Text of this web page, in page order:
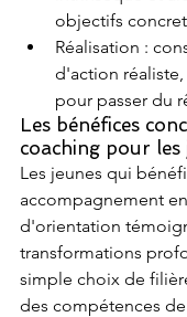
objectifs
Réalisation :
d'action
pour passer du
Les bénéfices
coaching pour les
Les jeunes qui
accompagnement
d'orientation
transformations
simple choix de
des compétences